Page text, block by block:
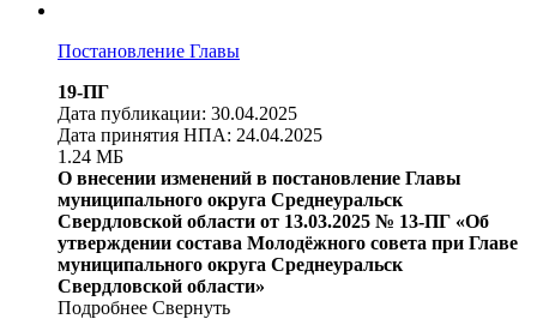
Постановление Главы
19-ПГ
Дата публикации: 30.04.2025
Дата принятия НПА: 24.04.2025
1.24 МБ
О внесении изменений в постановление Главы
муниципального округа Среднеуральск
Свердловской области от 13.03.2025 № 13-ПГ «Об
утверждении состава Молодёжного совета при Главе
муниципального округа Среднеуральск
Свердловской области»
Подробнее Свернуть